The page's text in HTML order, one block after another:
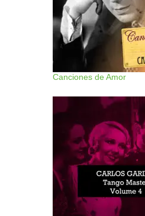
Canciones de Amor